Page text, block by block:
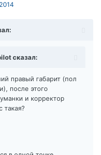
сказал:
правый габарит (пол
после этого
и корректор
такая?